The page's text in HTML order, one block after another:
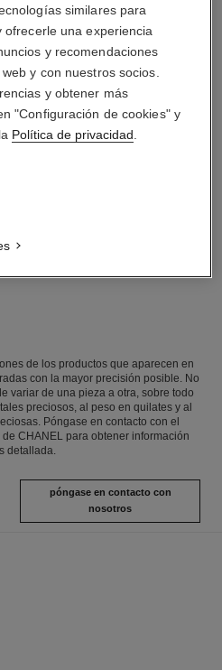
de los productos que aparecen en
con la mayor precisión posible. No
variar de una pieza a otra, sobre todo
preciosos, al peso en quilates y al
Póngase en contacto con el
CHANEL para obtener información
detallada.
póngase en contacto con
nosotros
similares para
una experiencia
y recomendaciones
y con nuestros socios.
y obtener más
"Configuración de cookies" y
Política de privacidad